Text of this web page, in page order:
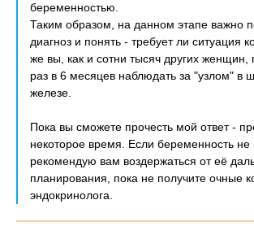
беременностью.
Таким образом, на данном этапе важно
диагноз и понять - требует ли ситуация
же вы, как и сотни тысяч других женщин,
раз в 6 месяцев наблюдать за "узлом" в
железе.
Пока вы сможете прочесть мой ответ -
некоторое время. Если беременность не
рекомендую вам воздержаться от её
планирования, пока не получите очные
эндокринолога.